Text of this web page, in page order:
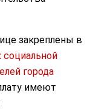
закреплены в
города
имеют